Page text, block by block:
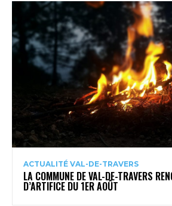
ACTUALITÉ VAL-DE-TRAVERS
LA COMMUNE DE VAL-DE-TRAVERS
D’ARTIFICE DU 1ER AOÛT